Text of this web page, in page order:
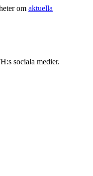
om aktuella
sociala medier.